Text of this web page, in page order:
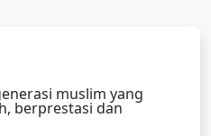
muslim yang
berprestasi dan